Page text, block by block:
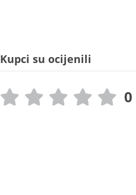
Kupci su ocijenili
0